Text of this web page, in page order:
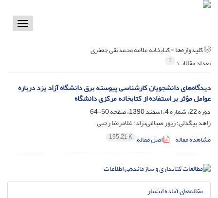
Toggle
کلیدواژه‌ها =کتابخانه علامه محمدتقی جعفری
تعداد مقالات: 1
دیدگاه‌های دانشجویان کارشناسی پیوسته برق دانشگاه آزاد یزد درباره
عوامل مؤثر بر استفاده از کتابخانه مرکزی دانشگاه
دوره 22، شماره 4، اسفند 1390، صفحه
50-64
زاهد بیگدلی؛ زیور صباغی‌نژاد؛ غلامرضا رجبی
مشاهده مقاله
اصل مقاله 195.21 K
مقاله‌های آماده انتشار